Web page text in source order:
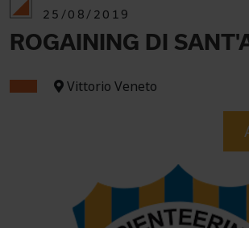
25/08/2019
ROGAINING DI
Vittorio Veneto